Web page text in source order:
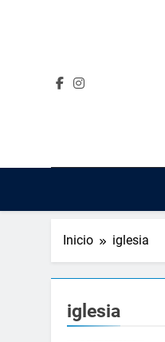
Inicio iglesia
iglesia